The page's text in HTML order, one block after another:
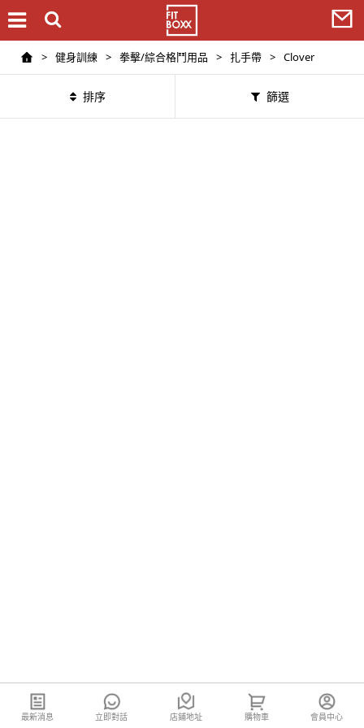
> 健身訓練 > 拳擊/綜合格鬥用品 > 扎手帶 > Clover
排序 篩選
最新消息 立即對話 店鋪地址 購物車 會員中心